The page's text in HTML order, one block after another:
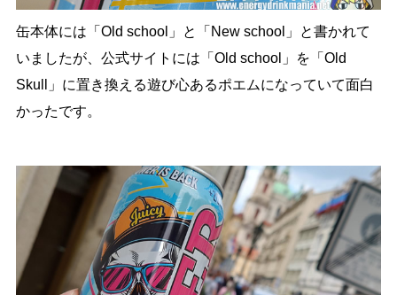
缶本体には「Old school」と「New school」と書かれて
いましたが、公式サイトには「Old school」を「Old
Skull」に置き換える遊び心あるポエムになっていて面白
かったです。